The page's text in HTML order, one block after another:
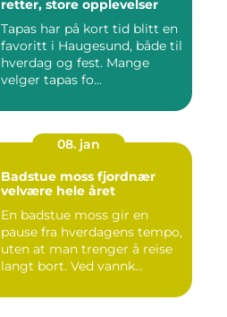
retter, store opplevelser
Tapas har på kort tid blitt en
favoritt i Haugesund, både til
hverdag og fest. Mange
velger tapas fo...
08. jan
Badstue moss fjordnær
velvære hele året
En badstue moss gir en
pause fra hverdagens tempo,
uten at man trenger å reise
langt bort. Ved vannk...